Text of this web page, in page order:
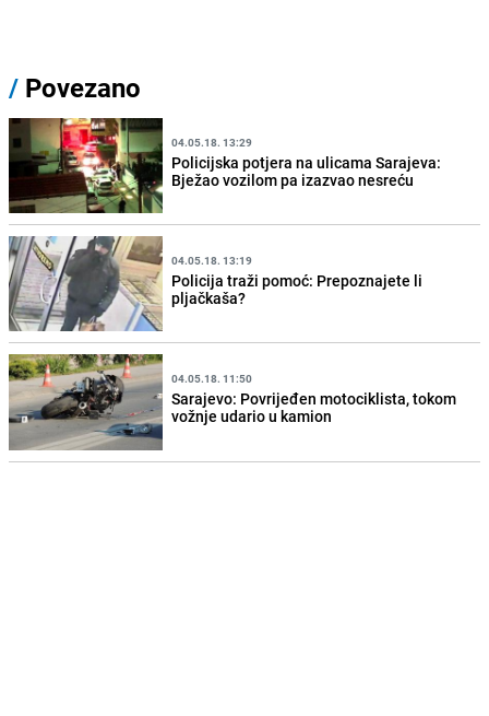
/ Povezano
04.05.18. 13:29
Policijska potjera na ulicama Sarajeva:
Bježao vozilom pa izazvao nesreću
04.05.18. 13:19
Policija traži pomoć: Prepoznajete li
pljačkaša?
04.05.18. 11:50
Sarajevo: Povrijeđen motociklista, tokom
vožnje udario u kamion